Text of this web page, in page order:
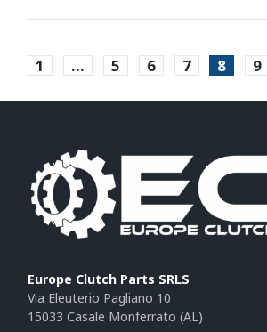
1 … 5 6 7 8 9
Europe Clutch Parts SRLS
Via Eleuterio Pagliano 10
15033 Casale Monferrato (AL)